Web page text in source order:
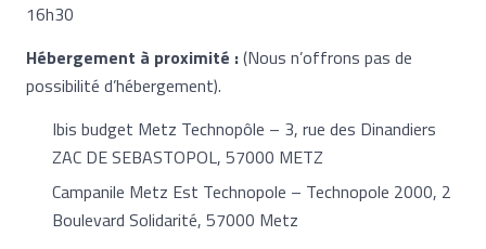
16h30
Hébergement à proximité :(Nous n’offrons pas de
possibilité d’hébergement).
Ibis budget Metz Technopôle – 3, rue des Dinandiers
ZAC DE SEBASTOPOL, 57000 METZ
Campanile Metz Est Technopole – Technopole 2000, 2
Boulevard Solidarité, 57000 Metz